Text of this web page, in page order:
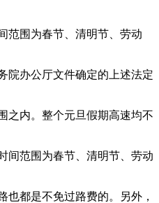
范围为春节、清明节、劳动
院办公厅文件确定的上述法定
之内。整个元旦假期高速均不
间范围为春节、清明节、劳动
都是不免过路费的。另外，